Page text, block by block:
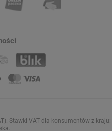
Stawki VAT dla konsumentów z kraju:
.